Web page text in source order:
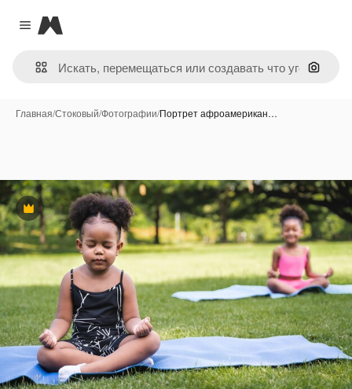
Close menu
Magnific
Поиск
Главная/Стоковый/Фотографии/Портрет афроамерикан…
Премиум